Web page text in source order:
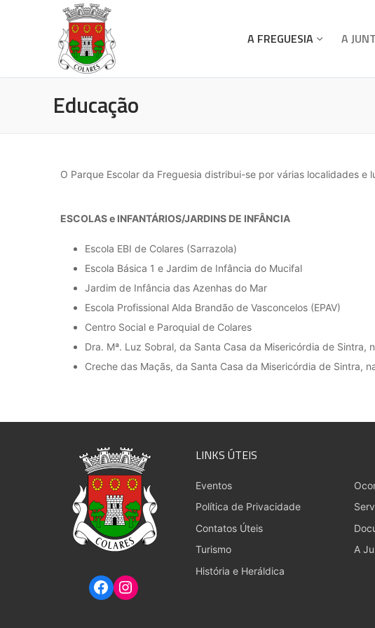
A FREGUESIA A
Educação
O Parque Escolar da Freguesia distribui-se por várias localidades e
ESCOLAS e INFANTÁRIOS/JARDINS DE INFÂNCIA
Escola EBI de Colares (Sarrazola)
Escola Básica 1 e Jardim de Infância do Mucifal
Jardim de Infância das Azenhas do Mar
Escola Profissional Alda Brandão de Vasconcelos (EPAV)
Centro Social e Paroquial de Colares
Dra. Mª. Luz Sobral, da Santa Casa da Misericórdia de Sintra,
Creche das Maçãs, da Santa Casa da Misericórdia de Sintra,
LINKS ÚTEIS
Eventos
Política de Privacidade
Contatos Úteis
Turismo
A
História e Heráldica